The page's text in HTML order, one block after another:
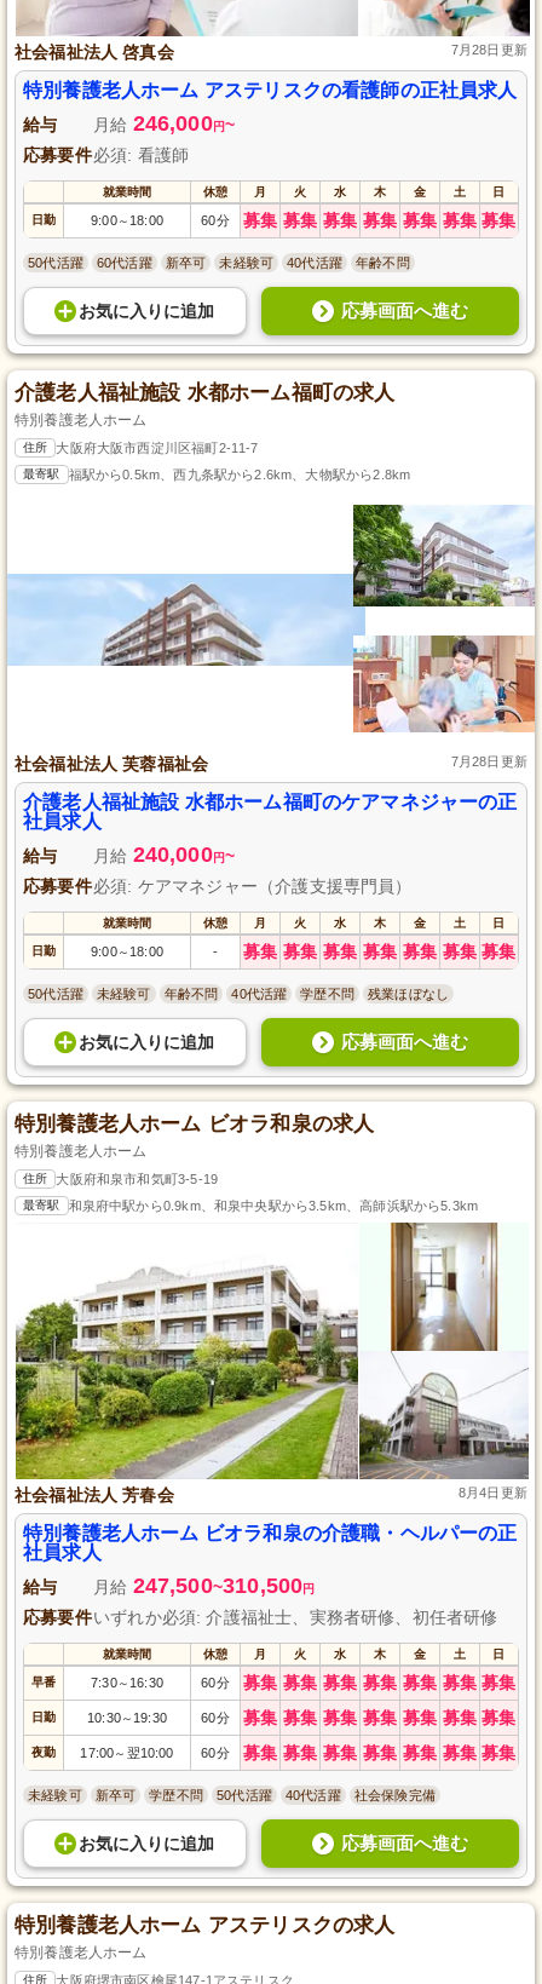
社会福祉法人 啓真会 7月28日更新
特別養護老人ホーム アステリスクの看護師の正社員求人
給与 月給 246,000円~
応募要件必須: 看護師
就業時間 休憩 月 火 水 木 金 土 日
日勤 9:00～ 18:00 60分 募集 募集 募集 募集 募集 募集 募集
50代活躍 60代活躍 新卒可 未経験可 40代活躍 年齢不問
お気に入り に追加 応募画面へ進む
介護老人福祉施設 水都ホーム福町の求人
特別養護老人ホーム
住所 大阪府大阪市西淀川区福町2-11-7
最寄駅 福駅から0.5km、西九条駅から2.6km、大物駅から2.8km
社会福祉法人 芙蓉福祉会 7月28日更新
介護老人福祉施設 水都ホーム福町のケアマネジャーの正
社員求人
給与 月給 240,000円~
応募要件必須: ケアマネジャー（介護支援専門員）
就業時間 休憩 月 火 水 木 金 土 日
日勤 9:00～ 18:00 - 募集 募集 募集 募集 募集 募集 募集
50代活躍 未経験可 年齢不問 40代活躍 学歴不問 残業ほぼなし
お気に入り に追加 応募画面へ進む
特別養護老人ホーム ビオラ和泉の求人
特別養護老人ホーム
住所 大阪府和泉市和気町3-5-19
最寄駅 和泉府中駅から0.9km、和泉中央駅から3.5km、高師浜駅から5.3km
社会福祉法人 芳春会 8月4日更新
特別養護老人ホーム ビオラ和泉の介護職・ヘルパーの正
社員求人
給与 月給 247,500~310,500円
応募要件いずれか必須: 介護福祉士、実務者研修、初任者研修
就業時間 休憩 月 火 水 木 金 土 日
早番 7:30～ 16:30 60分 募集 募集 募集 募集 募集 募集 募集
日勤 10:30～ 19:30 60分 募集 募集 募集 募集 募集 募集 募集
夜勤 17:00～ 翌10:00 60分 募集 募集 募集 募集 募集 募集 募集
未経験可 新卒可 学歴不問 50代活躍 40代活躍 社会保険完備
お気に入り に追加 応募画面へ進む
特別養護老人ホーム アステリスクの求人
特別養護老人ホーム
住所 大阪府堺市南区檜尾147-1アステリスク